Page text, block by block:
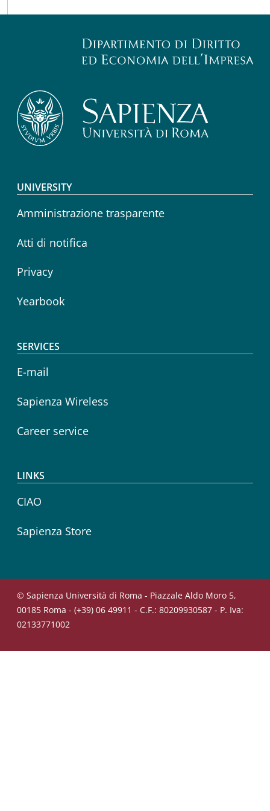
Footer menu
UNIVERSITY
Amministrazione trasparente
Atti di notifica
Privacy
Yearbook
SERVICES
E-mail
Sapienza Wireless
Career service
LINKS
CIAO
Sapienza Store
© Sapienza Università di Roma - Piazzale Aldo Moro 5,
00185 Roma - (+39) 06 49911 - C.F.: 80209930587 - P. Iva:
02133771002